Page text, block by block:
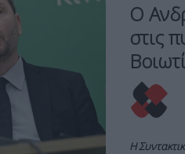
Ο
στις
Η